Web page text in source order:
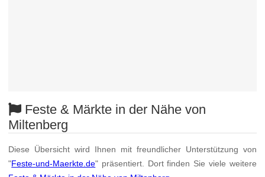
Feste & Märkte in der Nähe von
Miltenberg
Diese Übersicht wird Ihnen mit freundlicher Unterstützung von
"Feste-und-Maerkte.de" präsentiert. Dort finden Sie viele weitere